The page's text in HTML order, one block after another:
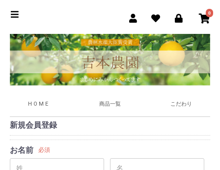
0
H O M E 商品一覧 こだわり
新規会員登録
お名前 必須